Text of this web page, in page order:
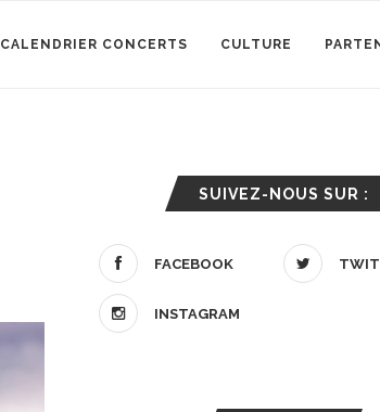
CALENDRIER CONCERTS CULTURE
SUIVEZ-NOUS SUR :
FACEBOOK
INSTAGRAM